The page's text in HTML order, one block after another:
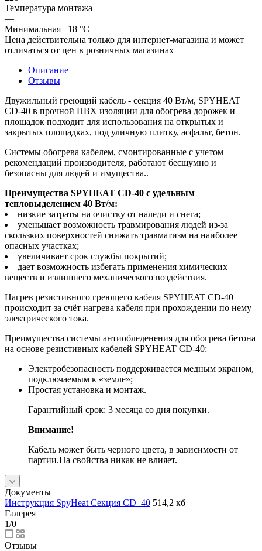
Температура монтажа
—
Минимальная –18 °С
Цена действительна только для интернет-магазина и может
отличаться от цен в розничных магазинах
Описание
Отзывы
Двужильный греющий кабель - секция 40 Вт/м, SPYHEAT
CD-40 в прочной ПВХ изоляции для обогрева дорожек и
площадок подходит для использования на открытых и
закрытых площадках, под уличную плитку, асфальт, бетон.
Системы обогрева кабелем, смонтированные с учетом
рекомендаций производителя, работают бесшумно и
безопасны для людей и имущества..
Преимущества SPYHEAT CD-40 с удельным
тепловыделением 40 Вт/м:
низкие затраты на очистку от наледи и снега;
уменьшает возможность травмирования людей из-за
скользких поверхностей снижать травматизм на наиболее
опасных участках;
увеличивает срок службы покрытий;
дает возможность избегать применения химических
веществ и излишнего механического воздействия.
Нагрев резистивного греющего кабеля SPYHEAT СD-40
происходит за счёт нагрева кабеля при прохождении по нему
электрического тока.
Преимущества системы антиобледенения для обогрева бетона
на основе резистивных кабелей SPYHEAT CD-40:
Электробезопасность поддерживается медным экраном,
подключаемым к «земле»;
Простая установка и монтаж.
Гарантийный срок: 3 месяца со дня покупки.
Внимание!
Кабель может быть черного цвета, в зависимости от
партии.На свойства никак не влияет.
Документы
Инструкция SpyHeat Секция CD_40 514,2 кб
Галерея
1/0 —
Отзывы